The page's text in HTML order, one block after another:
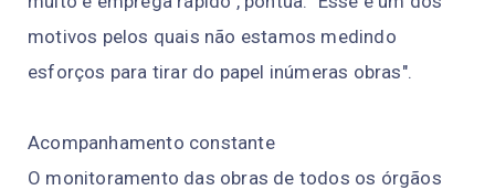
motivos pelos quais não estamos medindo
esforços para tirar do papel inúmeras obras".
Acompanhamento constante
O monitoramento das obras de todos os órgãos